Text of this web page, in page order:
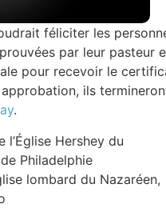
féliciter les
par leur pasteur
pour recevoir le
ils
.
l’Église Hershey du
Philadelphie
lombard du Nazaréen,